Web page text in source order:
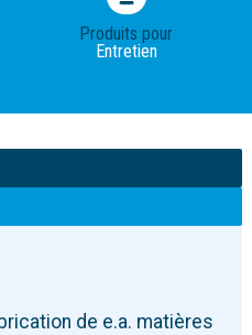
Produits pour
Entretien
de e.a. matières